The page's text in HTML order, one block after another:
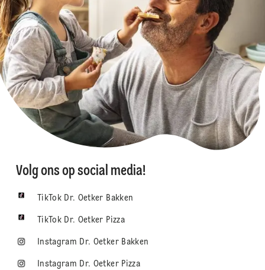
Volg ons op social media!
TikTok Dr. Oetker Bakken
TikTok Dr. Oetker Pizza
Instagram Dr. Oetker Bakken
Instagram Dr. Oetker Pizza